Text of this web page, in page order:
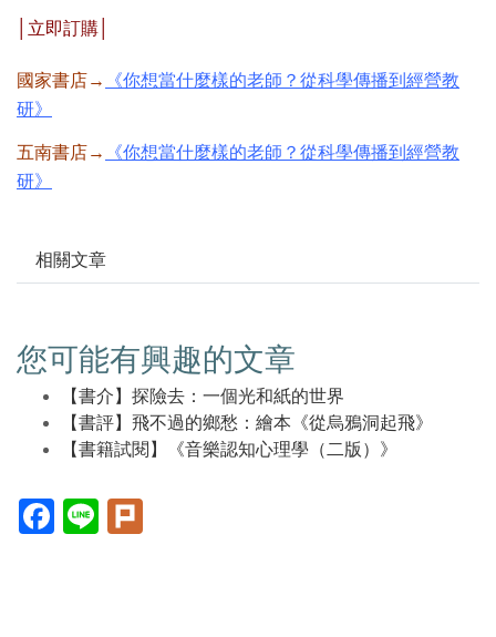
│立即訂購│
國家書店→
《你想當什麼樣的老師？從科學傳播到經營教
研》
五南書店→
《你想當什麼樣的老師？從科學傳播到經營教
研》
相關文章
您可能有興趣的文章
【書介】探險去：一個光和紙的世界
【書評】飛不過的鄉愁：繪本《從烏鴉洞起飛》
【書籍試閱】《音樂認知心理學（二版）》
Facebook(另
開
Line(另
開